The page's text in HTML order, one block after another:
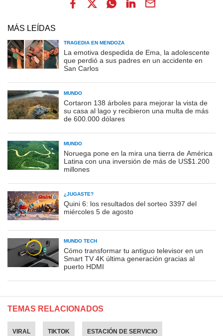
MÁS LEÍDAS
TRAGEDIA EN MENDOZA
La emotiva despedida de Ema, la adolescente
que perdió a sus padres en un accidente en
San Carlos
MUNDO
Cortaron 138 árboles para mejorar la vista de
su casa al lago y recibieron una multa de más
de 600.000 dólares
MUNDO
Noruega pone en la mira una tierra de América
Latina con una inversión de más de US$1.200
millones
¿JUGASTE?
Quini 6: los resultados del sorteo 3397 del
miércoles 5 de agosto
MUNDO TECH
Cómo transformar tu antiguo televisor en un
Smart TV 4K última generación gracias al
puerto HDMI
TEMAS RELACIONADOS
VIRAL TIKTOK ESTACIÓN DE SERVICIO